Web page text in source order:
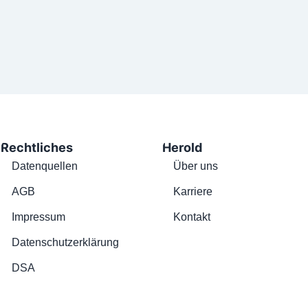
Rechtliches
Datenquellen
AGB
Impressum
Datenschutzerklärung
DSA
Herold
Über uns
Karriere
Kontakt